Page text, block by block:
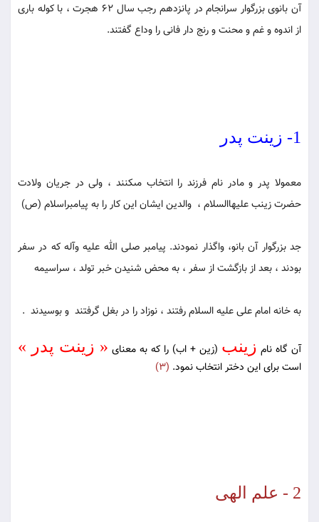
آن بانوى بزرگوار سرانجام در پانزدهم رجب سال 62 هجرت ، با كوله بارى
از اندوه و غم و محنت و رنج دار فانى را وداع گفتند.
1- زینت پدر
معمولا پدر و مادر نام فرزند را انتخاب مى‏كنند ، ولى در جریان ولادت
حضرت زینب علیهاالسلام ، والدین ایشان این كار را به پیامبراسلام (ص)
جد بزرگوار آن بانو، واگذار نمودند. پیامبر صلى الله علیه وآله كه در سفر
بودند ، بعد از بازگشت از سفر ، به محض شنیدن خبر تولد ، سراسیمه
به خانه امام على علیه السلام رفتند ، نوزاد را در بغل گرفتند و بوسیدند .
آن گاه نام زینب (زین + اب) را كه به معناى « زینت پدر »
است‏ براى این دختر انتخاب نمود. (3)
2 - علم الهی